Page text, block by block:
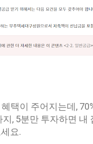
택이 주어지는데,
, 5분만 투자하면 내
요.